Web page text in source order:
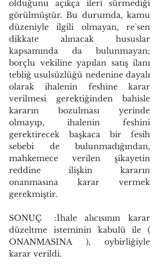
olduğunu açıkça ileri sürmediği
görülmüştür. Bu durumda, kamu
düzeniyle ilgili olmayan, re`sen
dikkate alınacak hususlar
kapsamında da bulunmayan;
borçlu vekiline yapılan satış ilanı
tebliğ usulsüzlüğü nedenine dayalı
olarak ihalenin feshine karar
verilmesi gerektiğinden bahisle
kararın bozulması yerinde
olmayıp, ihalenin feshini
gerektirecek başkaca bir fesih
sebebi de bulunmadığından,
mahkemece verilen şikayetin
reddine ilişkin kararın
onanmasına karar vermek
gerekmiştir.
SONUÇ	:İhale alıcısının karar
düzeltme isteminin kabulü ile (
ONANMASINA ), oybirliğiyle
karar verildi.